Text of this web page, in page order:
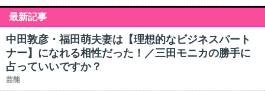
最新記事
中田敦彦・福田萌夫妻は【理想的なビジネスパート
ナー】になれる相性だった！／三田モニカの勝手に
占っていいですか？
芸能